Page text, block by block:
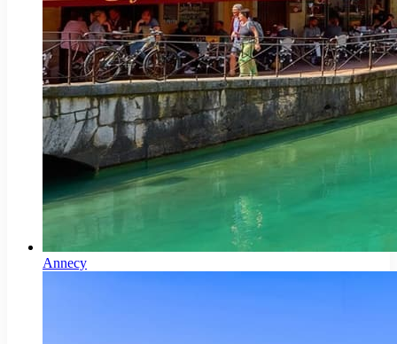
Annecy